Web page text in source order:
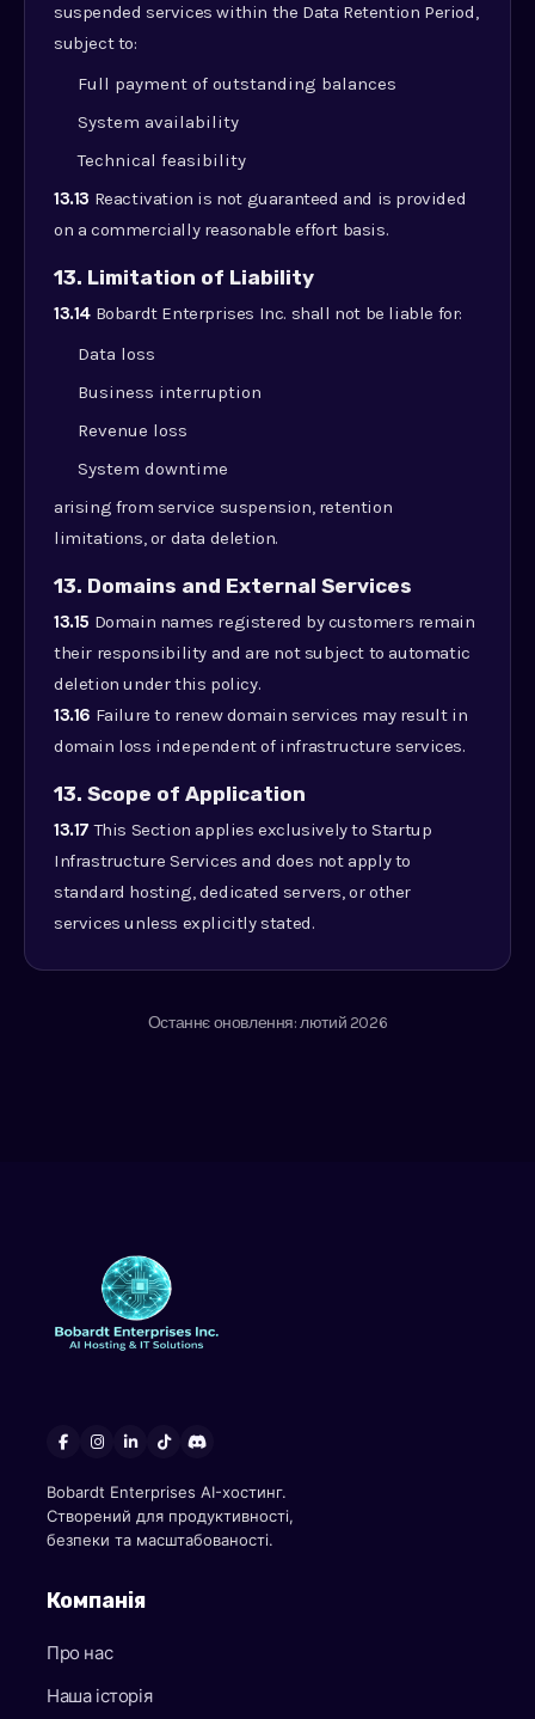
suspended services within the Data Retention Period,
subject to:
Full payment of outstanding balances
System availability
Technical feasibility
13.13 Reactivation is not guaranteed and is provided
on a commercially reasonable effort basis.
13. Limitation of Liability
13.14 Bobardt Enterprises Inc. shall not be liable for:
Data loss
Business interruption
Revenue loss
System downtime
arising from service suspension, retention
limitations, or data deletion.
13. Domains and External Services
13.15 Domain names registered by customers remain
their responsibility and are not subject to automatic
deletion under this policy.
13.16 Failure to renew domain services may result in
domain loss independent of infrastructure services.
13. Scope of Application
13.17 This Section applies exclusively to Startup
Infrastructure Services and does not apply to
standard hosting, dedicated servers, or other
services unless explicitly stated.
Останнє оновлення: лютий 2026
Bobardt Enterprises AI-хостинг.
Створений для продуктивності,
безпеки та масштабованості.
Компанія
Про нас
Наша історія